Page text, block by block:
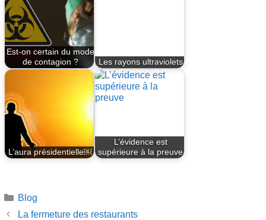
Est-on certain du mode
de contagion ?
Les rayons ultraviolets
L’aura présidentielle￼
L’évidence est
supérieure à la preuve
Catégories
Blog
La fermeture des restaurants